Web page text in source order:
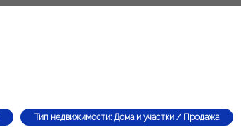
Тип недвижимости: Дома и участки / Продажа